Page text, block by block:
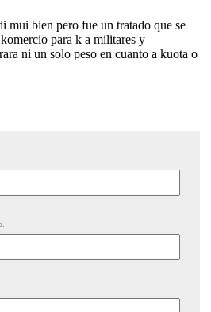
mui bien pero fue un tratado que se
para k a militares y
ni un solo peso en cuanto a kuota o